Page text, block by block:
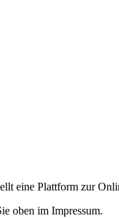
eine Plattform zur
oben im Impressum.